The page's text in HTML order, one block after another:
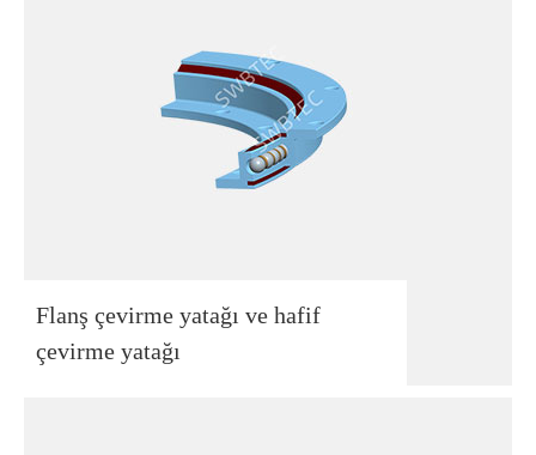
Flanş çevirme yatağı ve hafif
çevirme yatağı